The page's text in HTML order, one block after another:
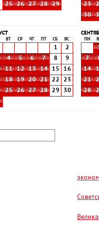
25 26 27 28 29
23
30
ВТ СР ЧТ СБ ВС
1
2
4 5 6 7 8
9
11 12 13 14 15
16
18 19 20 21 22
23
25 26 27 28 29
30
ПН
7
14
21
28